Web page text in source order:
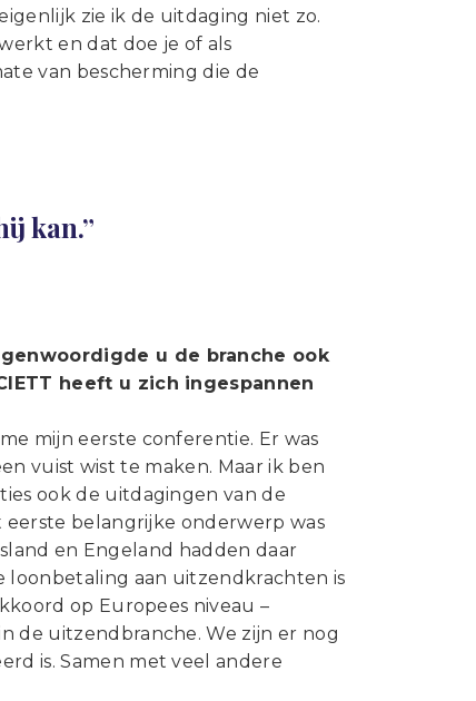
zie ik de uitdaging niet zo.
en dat doe je of als
van bescherming die de
kan.”
u de branche ook
heeft u zich ingespannen
mijn eerste conferentie. Er was
vuist wist te maken. Maar ik ben
ook de uitdagingen van de
belangrijke onderwerp was
en Engeland hadden daar
loonbetaling aan uitzendkrachten is
op Europees niveau –
de uitzendbranche. We zijn er nog
is. Samen met veel andere